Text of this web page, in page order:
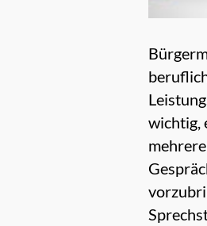
wichtig,